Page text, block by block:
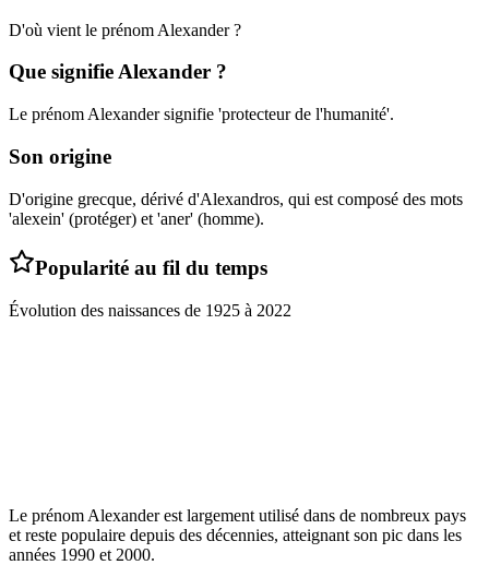
D'où vient le prénom Alexander?
Que signifieAlexander ?
Le prénom Alexander signifie 'protecteur de l'humanité'.
Son origine
D'origine grecque, dérivé d'Alexandros, qui est composé des mots
'alexein' (protéger) et 'aner' (homme).
Popularité au fil du temps
Évolution des naissances de 1925 à 2022
Le prénom Alexander est largement utilisé dans de nombreux pays
et reste populaire depuis des décennies, atteignant son pic dans les
années 1990 et 2000.